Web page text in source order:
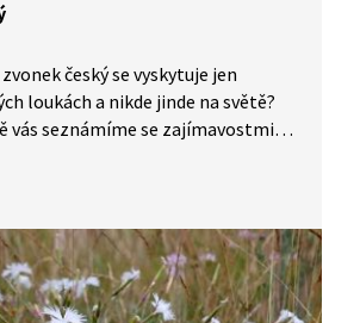
český se vyskytuje jen
loukách a nikde jinde na světě?
vás seznámíme se zajímavostmi